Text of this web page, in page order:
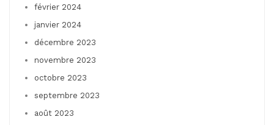
février 2024
janvier 2024
décembre 2023
novembre 2023
octobre 2023
septembre 2023
août 2023